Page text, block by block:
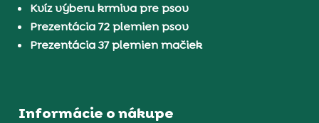
Kvíz výberu krmiva pre psov
Prezentácia 72 plemien psov
Prezentácia 37 plemien mačiek
Informácie o nákupe